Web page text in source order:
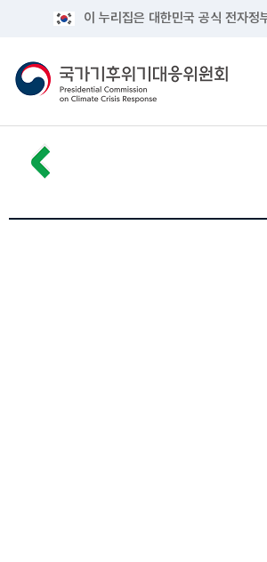
이 누리집은 대한민국 공식 전자정